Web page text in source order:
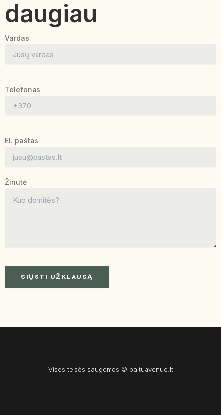
daugiau
Vardas
Telefonas
El. paštas
Žinutė
Visos teisės saugomos © baltuavenue.lt